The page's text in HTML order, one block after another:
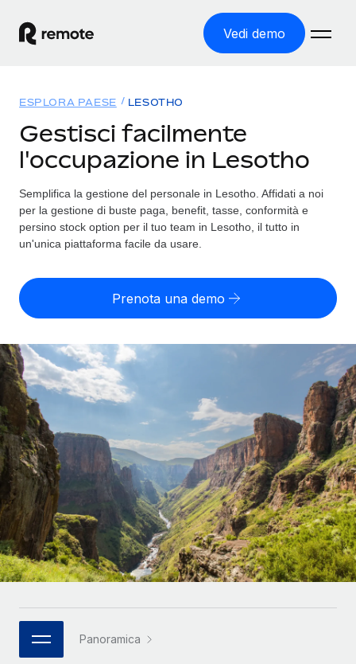
Vedi demo
ASSUMI NEL MONDO
Global Payroll
Gestisci il payroll a norma, in tutta semplicità
Employer of Record
Contractor Management
SERVICES
Chiedi a un esperto
Affidati agli esperti per la gestione HR e la
compliance globale
Soluzioni
COPERTURA GLOBALE
Ricerca paesi
Trova i servizi di supporto all’impiego per ogni Paese
Confronta Remote
Scopri come ci confrontiamo con gli altri
DIVENTA NOSTRO PARTNER
Partner tecnologici strategici
Integra l'HR globale nella tua piattaforma in modo
CASE STUDIES
Tariffe
English
Nederlands
Français
Deutsch
Español
Italiano
Português (Portugal)
日本語
한국어
中文（简体）
Login
ESPLORA PAESE LESOTHO
Gestisci facilmente
l'occupazione in Lesotho
Semplifica la gestione del personale in Lesotho. Affidati a noi
per la gestione di buste paga, benefit, tasse, conformità e
persino stock option per il tuo team in Lesotho, il tutto in
un'unica piattaforma facile da usare.
Prenota una demo
Panoramica